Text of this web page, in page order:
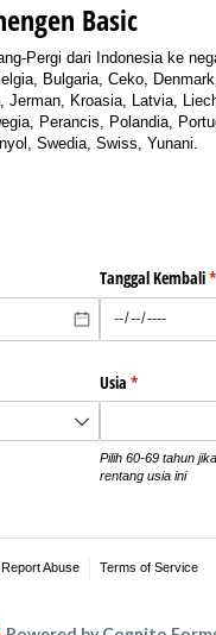
Basic
Pergi dari Indonesia ke
Bulgaria, Ceko,
Jerman, Kroasia, Latvia,
Perancis, Polandia,
Swedia, Swiss, Yunani.
Tanggal Kembali*
Usia *
(required)
Pilih 60-69 tahun
rentang usia ini
Report Abuse Terms of Service